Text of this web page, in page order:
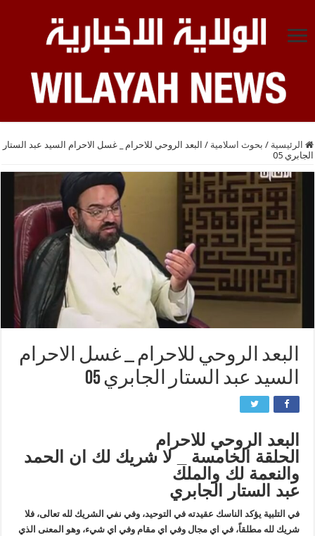
الرئيسية / بحوث اسلامية / البعد الروحي للاحرام _ غسل الاحرام السيد عبد الستار
الجابري 05
البعد الروحي للاحرام _ غسل الاحرام
السيد عبد الستار الجابري 05
البعد الروحي للاحرام
الحلقة الخامسة _ لا شريك لك ان الحمد
والنعمة لك والملك
عبد الستار الجابري
في التلبية يؤكد الناسك عقيدته في التوحيد، وفي نفي الشريك لله تعالى، فلا
شريك لله مطلقاً، في اي مجال وفي اي مقام وفي اي شيء، وهو المعنى الذي